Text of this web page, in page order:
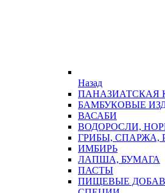
Назад
ПАНАЗИАТСКАЯ
БАМБУКОВЫЕ
ВАСАБИ
ВОДОРОСЛИ,
ГРИБЫ, СПАРЖА,
ИМБИРЬ
ЛАПША, БУМАГА
ПАСТЫ
ПИЩЕВЫЕ